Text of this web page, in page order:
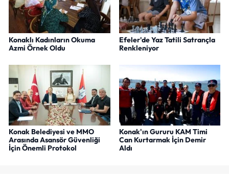
Konaklı Kadınların Okuma
Azmi Örnek Oldu
Efeler'de Yaz Tatili Satrançla
Renkleniyor
Konak Belediyesi ve MMO
Arasında Asansör Güvenliği
İçin Önemli Protokol
Konak'ın Gururu KAM Timi
Can Kurtarmak İçin Demir
Aldı